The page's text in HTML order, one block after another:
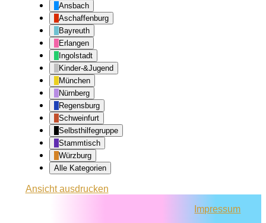
Ansbach
Aschaffenburg
Bayreuth
Erlangen
Ingolstadt
Kinder-&Jugend
München
Nürnberg
Regensburg
Schweinfurt
Selbsthilfegruppe
Stammtisch
Würzburg
Alle Kategorien
Ansichtausdrucken
Impressum